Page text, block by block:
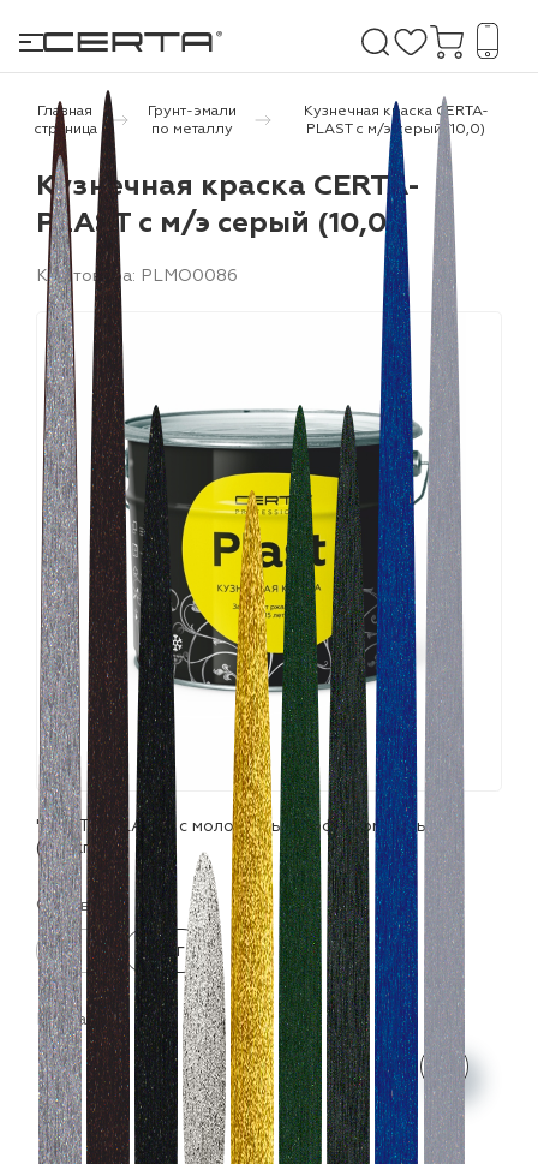
покрытия
и дачи
бетону,
металлу
по
и эмали
Главная
страница
Грунт-эмали
по металлу
Кузнечная краска CERTA-
PLAST с м/э серый (10,0)
Кузнечная краска CERTA-
PLAST с м/э серый (10,0)
Код товара: PLMO0086
"CERTA-PLAST" с молотковым эффектом серый
(10,0кг)
Фасовка:
0.8 кг 10 кг
Цвета: